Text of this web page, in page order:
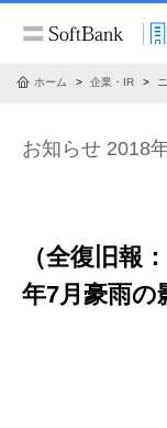
ホーム 企業・IR
お知らせ 2018
（全復旧報
年7月豪雨の